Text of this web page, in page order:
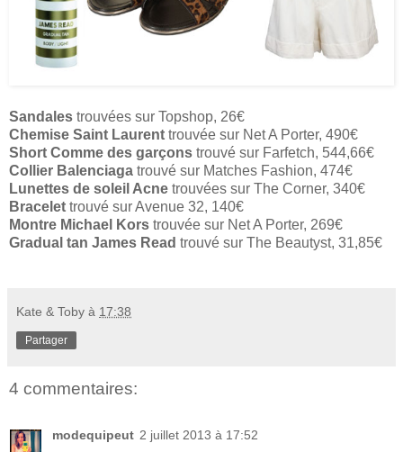
Sandales trouvées sur Topshop, 26€
Chemise Saint Laurent trouvée sur Net A Porter, 490€
Short Comme des garçons trouvé sur Farfetch, 544,66€
Collier Balenciaga trouvé sur Matches Fashion, 474€
Lunettes de soleil Acne trouvées sur The Corner, 340€
Bracelet trouvé sur Avenue 32, 140€
Montre Michael Kors trouvée sur Net A Porter, 269€
Gradual tan James Read trouvé sur The Beautyst, 31,85€
Kate & Toby à 17:38
Partager
4 commentaires:
modequipeut 2 juillet 2013 à 17:52